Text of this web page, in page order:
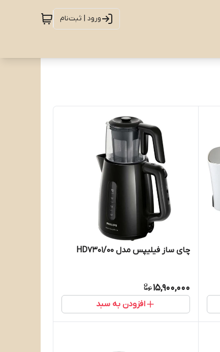
ورود | ثبت‌نام
چای ساز فیلیپس مدل HD7301/00
15,900,000
افزودن به سبد